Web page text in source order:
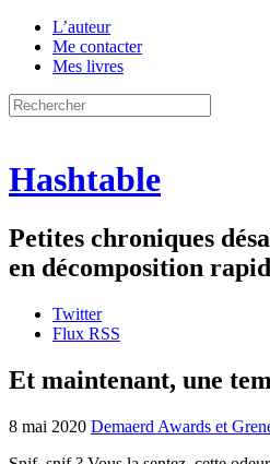
L’auteur
Me contacter
Mes livres
Hashtable
Petites chroniques
en décomposition
Twitter
Flux RSS
Et maintenant, une
8 mai 2020 Demaerd Awards et